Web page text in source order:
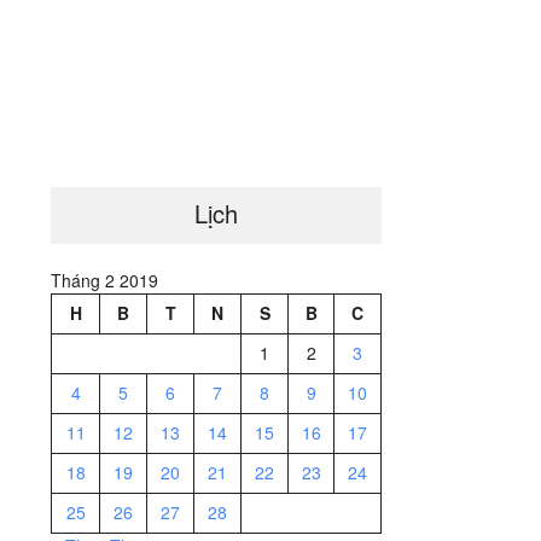
Lịch
Tháng 2 2019
H
B T N S B
C
1
2
3
4
5 6 7 8 9
10
11
12 13 14 15 16
17
18
19 20 21 22 23
24
25
26 27
28